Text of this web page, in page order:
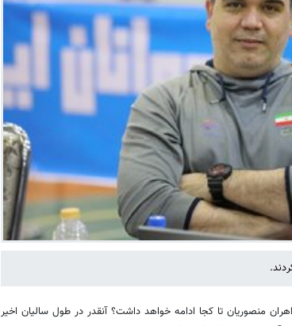
تا کجا ادامه خواهد داشت؟ آنقدر در طول سالیان اخیر